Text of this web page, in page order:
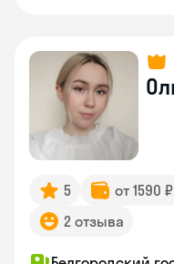
5 от 1590
2 отзыва